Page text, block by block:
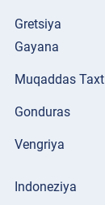
Gretsiya
Gayana
Muqaddas Taxt
Gonduras
Vengriya
Indoneziya